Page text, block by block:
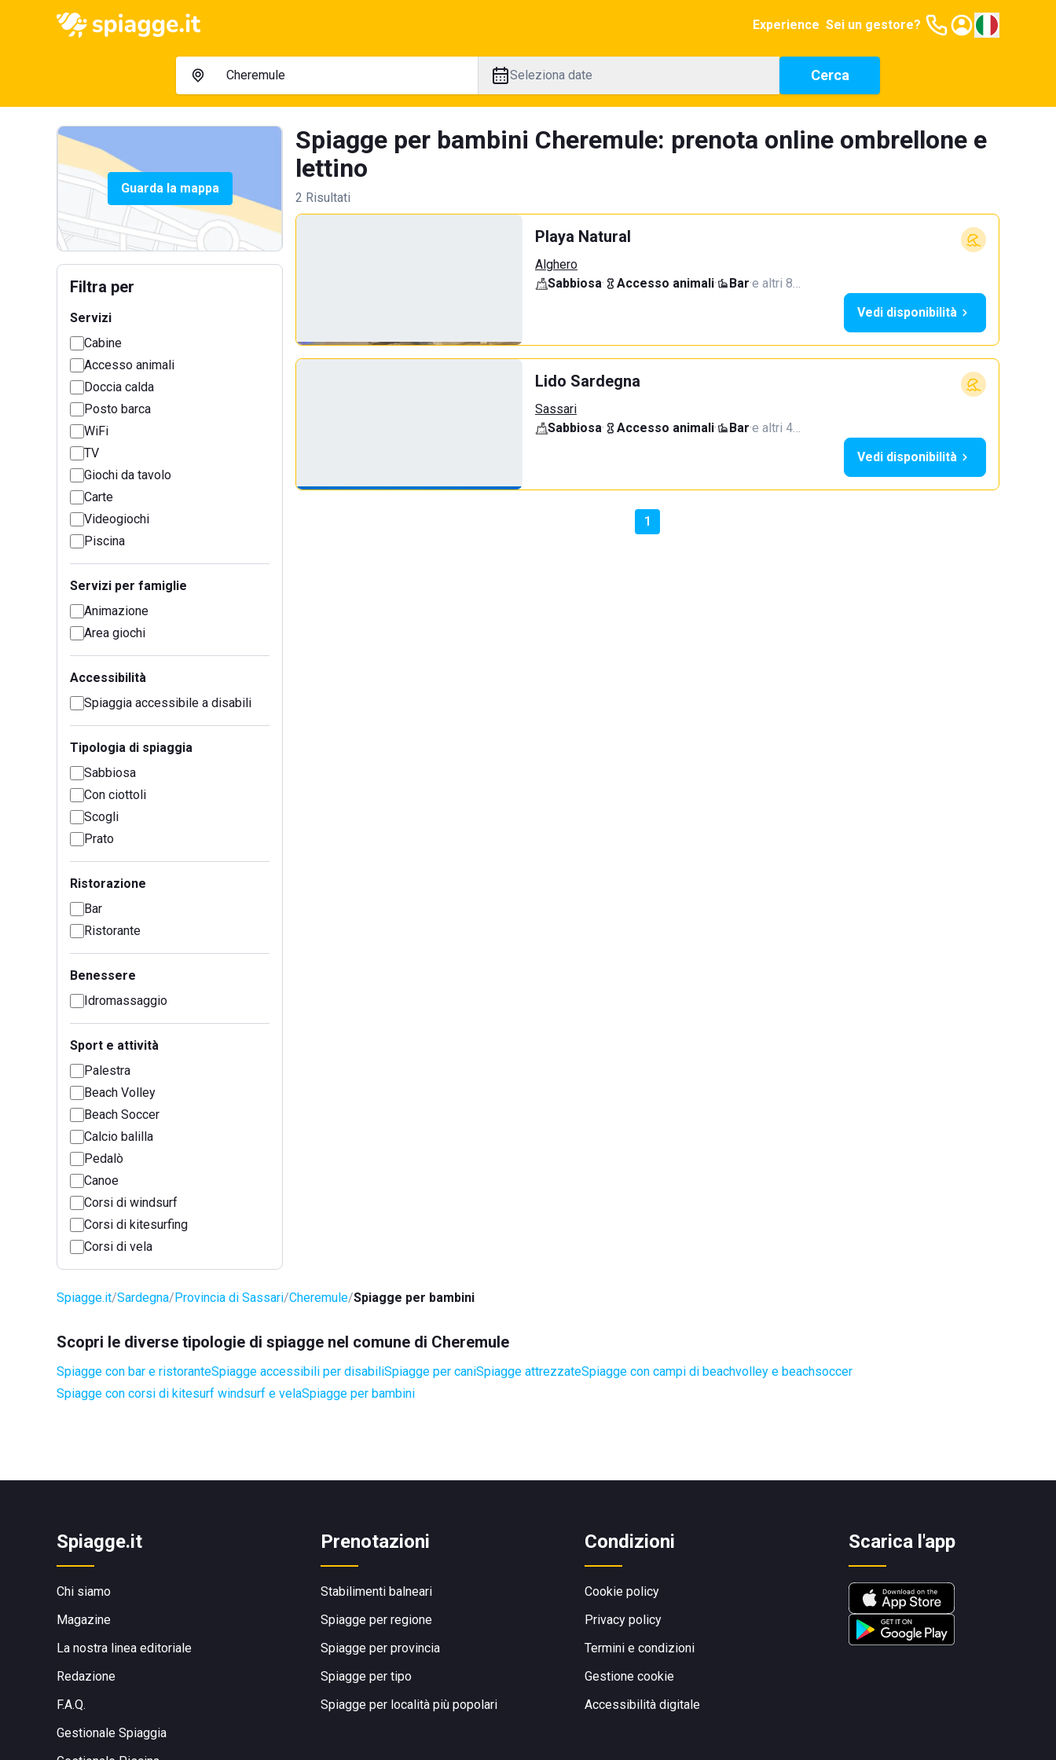
Experience Sei un gestore?
Seleziona date Cerca
Guarda la mappa
Filtra per
Servizi
Cabine
Accesso animali
Doccia calda
Posto barca
WiFi
TV
Giochi da tavolo
Carte
Videogiochi
Piscina
Servizi per famiglie
Animazione
Area giochi
Accessibilità
Spiaggia accessibile a disabili
Tipologia di spiaggia
Sabbiosa
Con ciottoli
Scogli
Prato
Ristorazione
Bar
Ristorante
Benessere
Idromassaggio
Sport e attività
Palestra
Beach Volley
Beach Soccer
Calcio balilla
Pedalò
Canoe
Corsi di windsurf
Corsi di kitesurfing
Corsi di vela
Spiagge per bambini Cheremule: prenota online ombrellone e
lettino
2 Risultati
Playa Natural
Alghero
Sabbiosa· Accesso animali· Bar·e altri 8…
Vedi disponibilità
Lido Sardegna
Sassari
Sabbiosa· Accesso animali· Bar·e altri 4…
Vedi disponibilità
1
Spiagge.it Sardegna Provincia di Sassari Cheremule Spiagge per bambini
Scopri le diverse tipologie di spiagge nel comune di Cheremule
Spiagge con bar e ristoranteSpiagge accessibili per disabiliSpiagge per caniSpiagge attrezzateSpiagge con campi di beachvolley e beachsoccer
Spiagge con corsi di kitesurf windsurf e velaSpiagge per bambini
Spiagge.it
Chi siamo
Magazine
La nostra linea editoriale
Redazione
F.A.Q.
Gestionale Spiaggia
Prenotazioni
Stabilimenti balneari
Spiagge per regione
Spiagge per provincia
Spiagge per tipo
Spiagge per località più popolari
Condizioni
Cookie policy
Privacy policy
Termini e condizioni
Gestione cookie
Accessibilità digitale
Scarica l'app